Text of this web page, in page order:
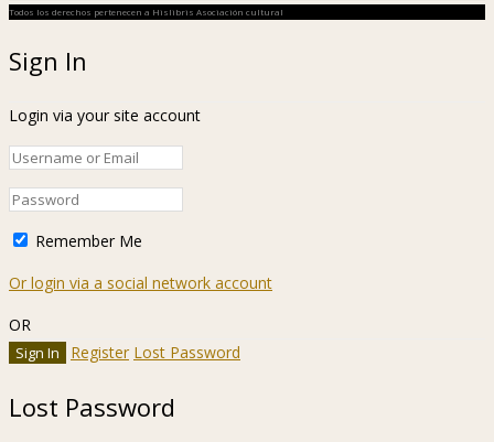
Todos los derechos pertenecen a Hislibris Asociación cultural
Sign In
Login via your site account
Remember Me
Or login via a social network account
OR
Register Lost Password
Lost Password